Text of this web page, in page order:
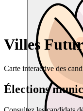
Villes
Carte interactive des
Élections